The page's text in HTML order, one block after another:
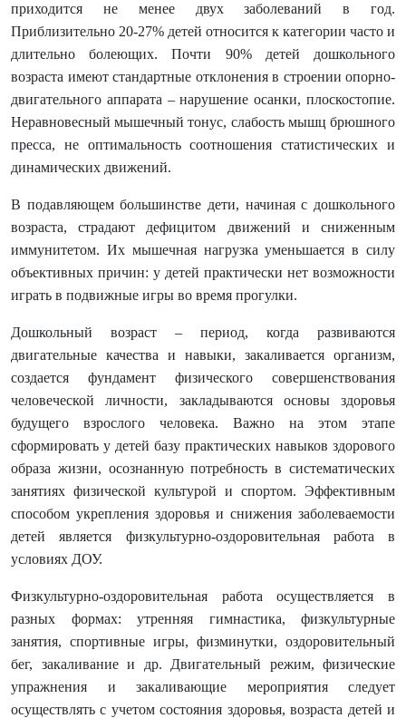
приходится не менее двух заболеваний в год.
Приблизительно 20-27% детей относится к категории часто и
длительно болеющих. Почти 90% детей дошкольного
возраста имеют стандартные отклонения в строении опорно-
двигательного аппарата – нарушение осанки, плоскостопие.
Неравновесный мышечный тонус, слабость мышц брюшного
пресса, не оптимальность соотношения статистических и
динамических движений.
В подавляющем большинстве дети, начиная с дошкольного
возраста, страдают дефицитом движений и сниженным
иммунитетом. Их мышечная нагрузка уменьшается в силу
объективных причин: у детей практически нет возможности
играть в подвижные игры во время прогулки.
Дошкольный возраст – период, когда развиваются
двигательные качества и навыки, закаливается организм,
создается фундамент физического совершенствования
человеческой личности, закладываются основы здоровья
будущего взрослого человека. Важно на этом этапе
сформировать у детей базу практических навыков здорового
образа жизни, осознанную потребность в систематических
занятиях физической культурой и спортом. Эффективным
способом укрепления здоровья и снижения заболеваемости
детей является физкультурно-оздоровительная работа в
условиях ДОУ.
Физкультурно-оздоровительная работа осуществляется в
разных формах: утренняя гимнастика, физкультурные
занятия, спортивные игры, физминутки, оздоровительный
бег, закаливание и др. Двигательный режим, физические
упражнения и закаливающие мероприятия следует
осуществлять с учетом состояния здоровья, возраста детей и